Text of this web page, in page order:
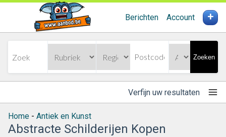
Berichten Account +
Zoeken
Verfijn uw resultaten
Home - Antiek en Kunst
Abstracte Schilderijen Kopen